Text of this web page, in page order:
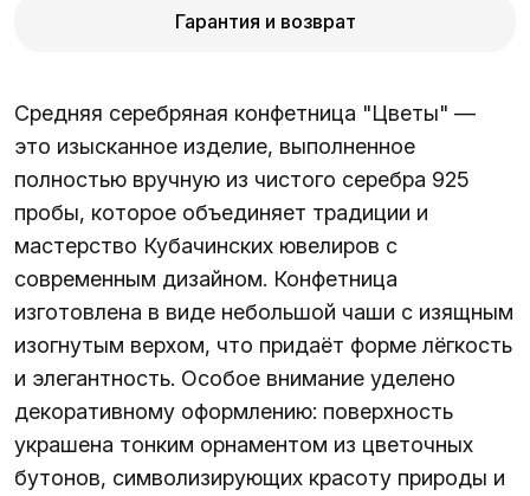
Гарантия и возврат
Средняя серебряная конфетница "Цветы" —
это изысканное изделие, выполненное
полностью вручную из чистого серебра 925
пробы, которое объединяет традиции и
мастерство Кубачинских ювелиров с
современным дизайном. Конфетница
изготовлена в виде небольшой чаши с изящным
изогнутым верхом, что придаёт форме лёгкость
и элегантность. Особое внимание уделено
декоративному оформлению: поверхность
украшена тонким орнаментом из цветочных
бутонов, символизирующих красоту природы и